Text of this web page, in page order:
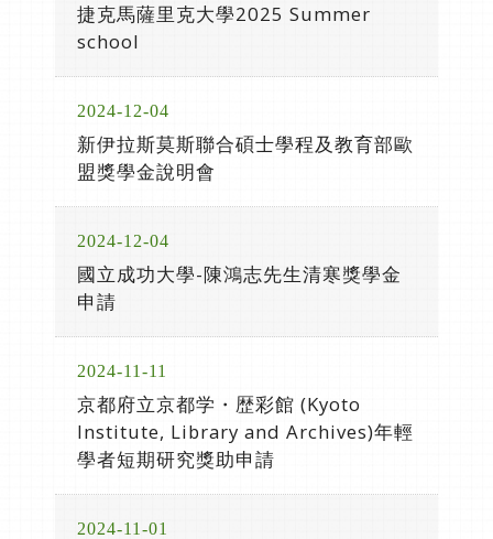
捷克馬薩里克大學2025 Summer
school
2024-12-04
新伊拉斯莫斯聯合碩士學程及教育部歐
盟獎學金說明會
2024-12-04
國立成功大學-陳鴻志先生清寒獎學金
申請
2024-11-11
京都府立京都学・歴彩館 (Kyoto
Institute, Library and Archives)年輕
學者短期研究獎助申請
2024-11-01